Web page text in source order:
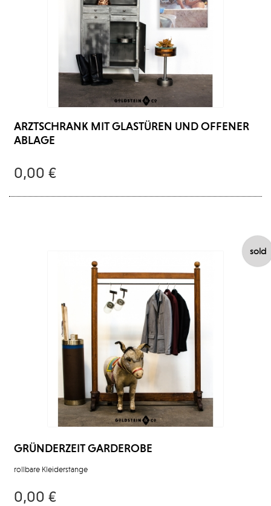
ARZTSCHRANK MIT GLASTÜREN UND OFFENER
ABLAGE
0,00 €
GRÜNDERZEIT GARDEROBE
rollbare Kleiderstange
0,00 €
sold